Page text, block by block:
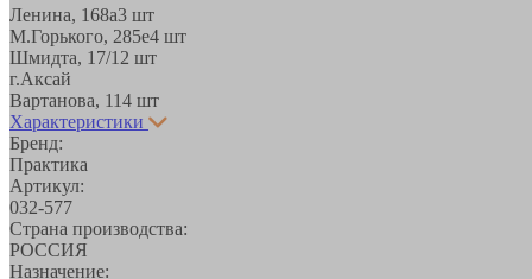
Ленина, 168а3 шт
М.Горького, 285е4 шт
Шмидта, 17/1 2 шт
г.Аксай
Вартанова, 114 шт
Характеристики
Бренд:
Практика
Артикул:
032-577
Страна производства:
РОССИЯ
Назначение: